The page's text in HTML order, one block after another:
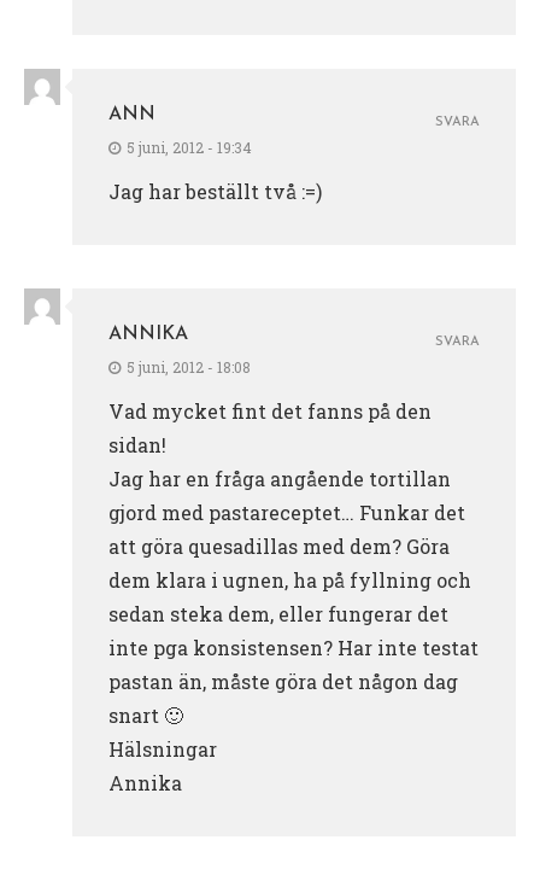
ANN
5 juni, 2012 - 19:34
Jag har beställt två :=)
SVARA
ANNIKA
5 juni, 2012 - 18:08
Vad mycket fint det fanns på den
sidan!
Jag har en fråga angående tortillan
gjord med pastareceptet… Funkar det
att göra quesadillas med dem? Göra
dem klara i ugnen, ha på fyllning och
sedan steka dem, eller fungerar det
inte pga konsistensen? Har inte testat
pastan än, måste göra det någon dag
snart 🙂
Hälsningar
Annika
SVARA